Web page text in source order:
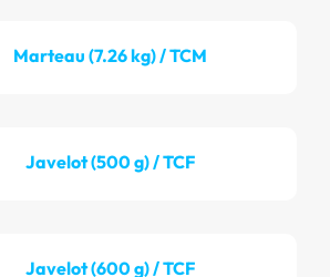
Marteau (7.26 kg) / TCM
Javelot (500 g) / TCF
Javelot (600 g) / TCF